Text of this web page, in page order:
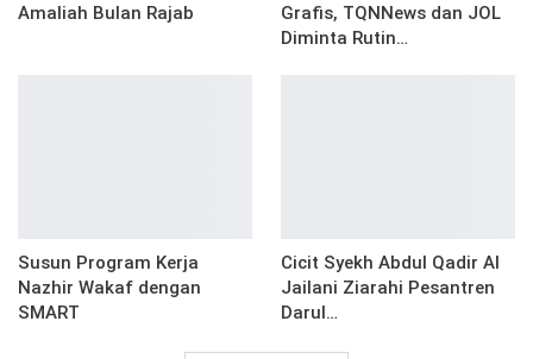
Amaliah Bulan Rajab
Grafis, TQNNews dan JOL
Diminta Rutin…
Susun Program Kerja
Nazhir Wakaf dengan
SMART
Cicit Syekh Abdul Qadir Al
Jailani Ziarahi Pesantren
Darul…